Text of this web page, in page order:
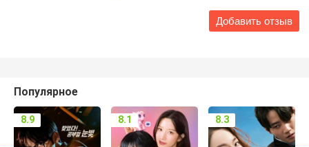
Популярное
8.9 8.1 8.3